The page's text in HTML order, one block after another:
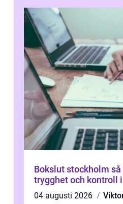
Bokslut stockholm så skapar företag
trygghet och kontroll
04 augusti 2026